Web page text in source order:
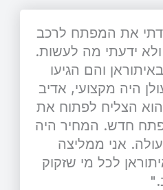
את המפתח לרכב
ידעתי מה לעשות.
והם הגיעו
היה מקצועי, אדיב
הוא הצליח לפתוח את
חדש. המחיר היה
אני ממליצה
לכל מי שזקוק